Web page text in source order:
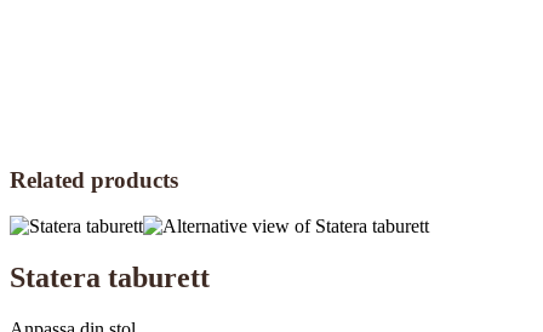
Related products
Statera taburett